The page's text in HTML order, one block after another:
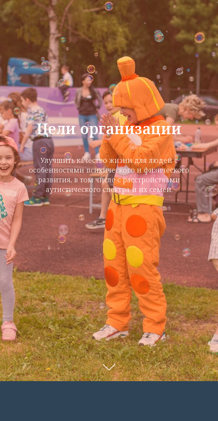
Цели организации
Улучшить качество жизни для людей с
особенностями психического и физического
развития, в том числе с расстройствами
аутистического спектра и их семей.